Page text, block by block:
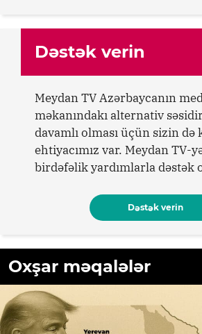
Dəstək verin
Meydan TV Azərbaycanın
məkanındakı alternativ
davamlı olması üçün sizin də
ehtiyacımız var. Meydan TV-
birdəfəlik yardımlarla dəstək
Dəstək verin
Oxşar məqalələr